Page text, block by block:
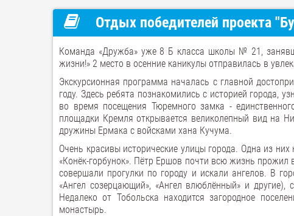
Отдых победителей проекта
Команда «Дружба» уже 8 Б класса школы № 21,
жизни!» 2 место в осенние каникулы отправилась в
Экскурсионная программа началась с главной
году. Здесь ребята познакомились с историей города,
во время посещения Тюремного замка -
площадки Кремля открывается великолепный вид на
дружины Ермака с войсками хана Кучума.
Очень красивы исторические улицы города. Одна из
«Конёк-горбунок». Пётр Ершов почти всю жизнь прожил
совершали прогулки по городу и искали ангелов. В
«Ангел созерцающий», «Ангел влюблённый» и
Недалеко от Тобольска находится загородное
монастырь.